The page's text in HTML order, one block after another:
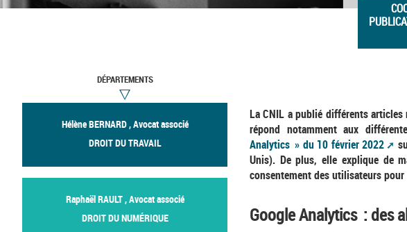
La CNIL a publié différents
répond notamment aux
Analytics » du 10 février 2022
Unis). De plus, elle explique de
consentement des utilisateurs
Google Analytics : des
DÉPARTEMENTS
Hélène BERNARD , Avocat associé
DROIT DU TRAVAIL
Raphaël RAULT , Avocat associé
DROIT DU NUMÉRIQUE